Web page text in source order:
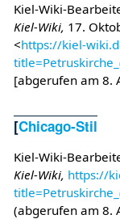
Kiel-Wiki-
Kiel-Wiki, 17.
<https://kiel-
[abgerufen am 8.
[Chicago-Stil
Kiel-Wiki-
Kiel-Wiki, https://
(abgerufen am 8.